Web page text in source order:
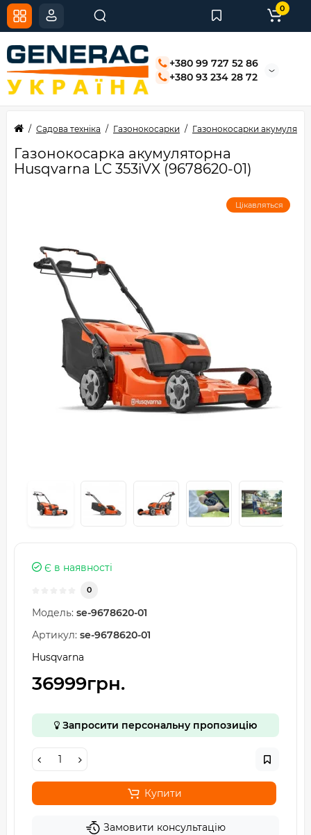
+380 99 727 52 86
+380 93 234 28 72
0
Садова техніка Газонокосарки Газонокосарки
Газонокосарка акумуляторна
Husqvarna LC 353iVX (9678620-01)
Цікавляться
Є в наявності
0
Модель: se-9678620-01
Артикул: se-9678620-01
Husqvarna
36999грн.
Запросити персональну пропозицію
Купити
Замовити консультацію